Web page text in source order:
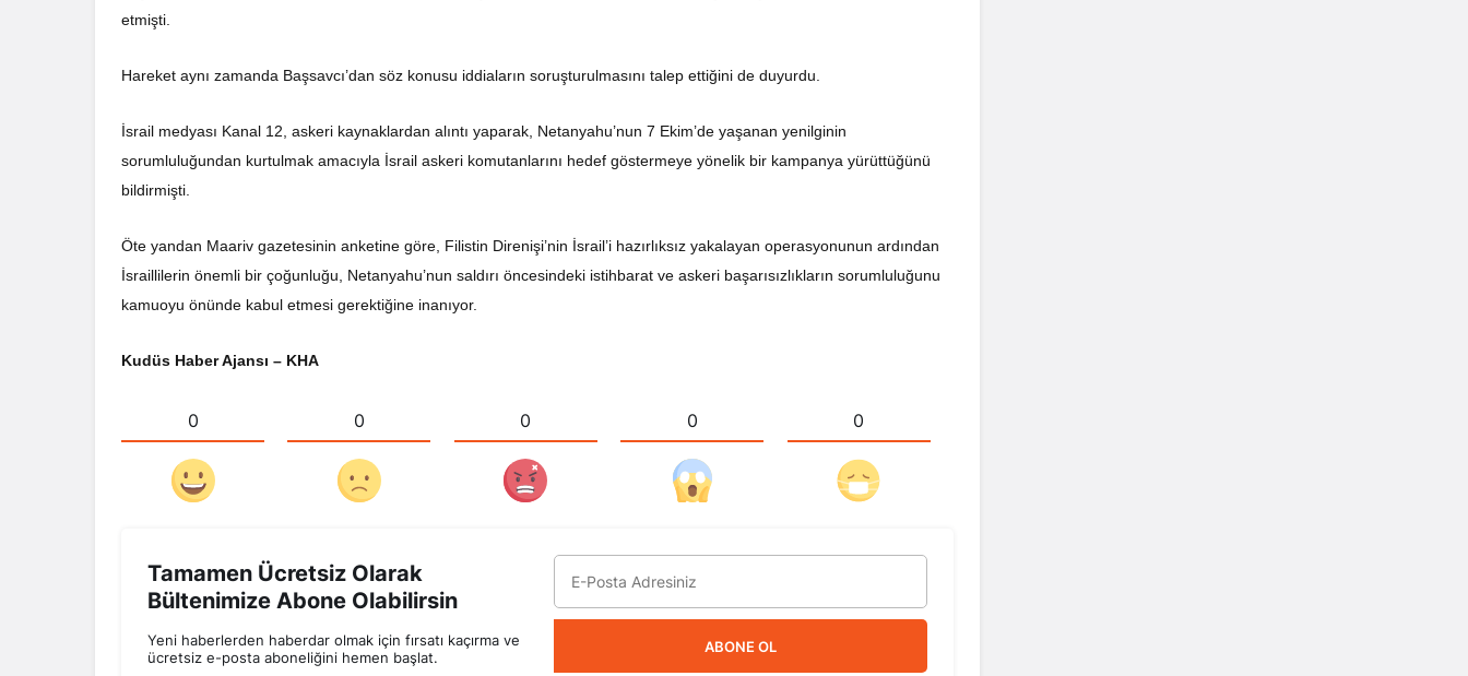
etmişti.
Hareket aynı zamanda Başsavcı’dan söz konusu iddiaların soruşturulmasını talep ettiğini de duyurdu.
İsrail medyası Kanal 12, askeri kaynaklardan alıntı yaparak, Netanyahu’nun 7 Ekim’de yaşanan yenilginin
sorumluluğundan kurtulmak amacıyla İsrail askeri komutanlarını hedef göstermeye yönelik bir kampanya yürüttüğünü
bildirmişti.
Öte yandan Maariv gazetesinin anketine göre, Filistin Direnişi’nin İsrail’i hazırlıksız yakalayan operasyonunun ardından
İsraillilerin önemli bir çoğunluğu, Netanyahu’nun saldırı öncesindeki istihbarat ve askeri başarısızlıkların sorumluluğunu
kamuoyu önünde kabul etmesi gerektiğine inanıyor.
Kudüs Haber Ajansı – KHA
0 0 0 0 0
Tamamen Ücretsiz Olarak
Bültenimize Abone Olabilirsin
Yeni haberlerden haberdar olmak için fırsatı kaçırma ve
ücretsiz e-posta aboneliğini hemen başlat.
ABONE OL